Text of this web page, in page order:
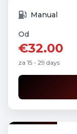
Manual
Od
€32.00
za 15 - 29 days